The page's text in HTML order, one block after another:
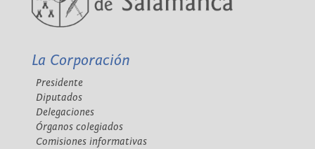
La Corporación
Presidente
Diputados
Delegaciones
Órganos colegiados
Comisiones informativas